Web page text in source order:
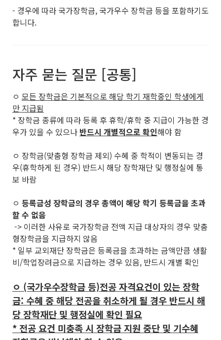
- 경우에 따라 국가장학금, 국가우수 장학금 등을 포함하기도
합니다.
자주 묻는 질문 [공통]
ㅇ 모든 장학금은 기본적으로 해당 학기 재학중인 학생에게
만 지급됨
* 장학금 종류에 따라 등록 후 휴학/휴학 중 지급이 가능한 경
우가 있을 수 있으나 반드시 개별적으로 확인해야 함
ㅇ 장학금(맞춤형 장학금 제외) 수혜 중 학적이 변동되는 경
우(휴학하게 된 경우) 반드시 해당 장학재단 및 행정실에 통
보 바람
ㅇ 등록금성 장학금의 경우 총액이 해당 학기 등록금을 초과
할 수 없음
-> 이러한 사유로 국가장학금 전액 지급 대상자의 경우 맞춤
형장학금을 지급하지 않음
* 일부 교외재단 장학금은 등록금을 초과하는 금액만큼 생활
비/학업장려금으로 지급하는 경우 있음, 반드시 개별 확인
ㅇ (국가우수장학금 등)전공 자격요건이 있는 장학
금: 수혜 중 해당 전공을 취소하게 될 경우 반드시 해
당 장학재단 및 행정실에 확인 필요
* 전공 요건 미충족 시 장학금 지원 중단 및 기수혜